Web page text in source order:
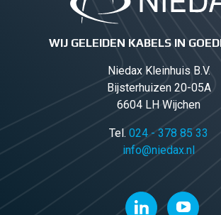
WIJ GELEIDEN KABELS IN
Niedax Kleinhuis B.V.
Bijsterhuizen 20-05A
6604 LH Wijchen
Tel. 024 - 378 85 33
info@niedax.nl